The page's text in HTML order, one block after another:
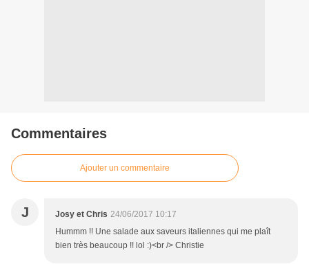
Commentaires
Ajouter un commentaire
J Josy et Chris 24/06/2017 10:17
Hummm !! Une salade aux saveurs italiennes qui me plaît
bien très beaucoup !! lol :)<br /> Christie